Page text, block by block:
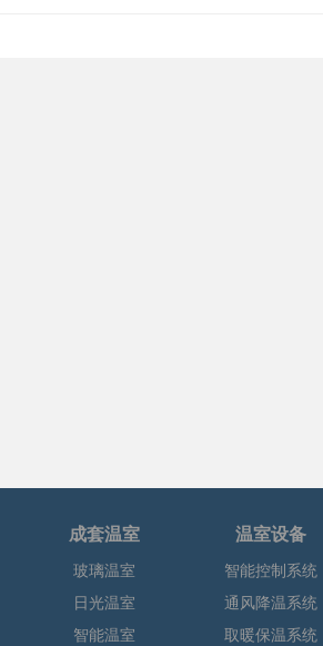
成套温室
玻璃温室
日光温室
智能温室
温室设备
智能控制系统
通风降温系统
取暖保温系统